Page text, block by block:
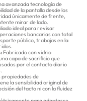
avanzada tecnología de
de la pantalla desde los
únicamente de frente,
mirar de lado.
ideal para revisar
bancarias con total
público, trabajas en la
Fabricado con vidrio
capa de sacrificio que
por el contacto diario
propiedades de
la sensibilidad original de
del tacto ni con la fluidez